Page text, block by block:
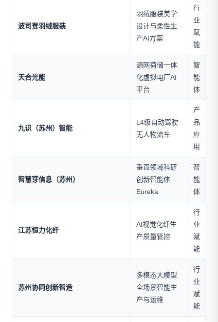
波司登羽绒服装
羽绒服装美学
设计与柔性生
产AI方案
行
业
赋
能
天合光能
源网荷储一体
化虚拟电厂AI
平台
智
能
体
九识（苏州）智能
L4级自动驾驶
无人物流车
产
品
应
用
智慧芽信息（苏州）
垂直领域科研
创新智能体
Eureka
智
能
体
江苏恒力化纤
AI视觉化纤生
产质量管控
行
业
赋
能
苏州协同创新智造
多模态大模型
全场景智能生
产与运维
行
业
赋
能